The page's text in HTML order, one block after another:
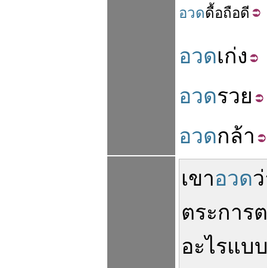
อวดดื้อถือดี
อวดเก่ง
อวดรวย
อวดกล้า
เขาอวด
ตระการ
อะไรแบ